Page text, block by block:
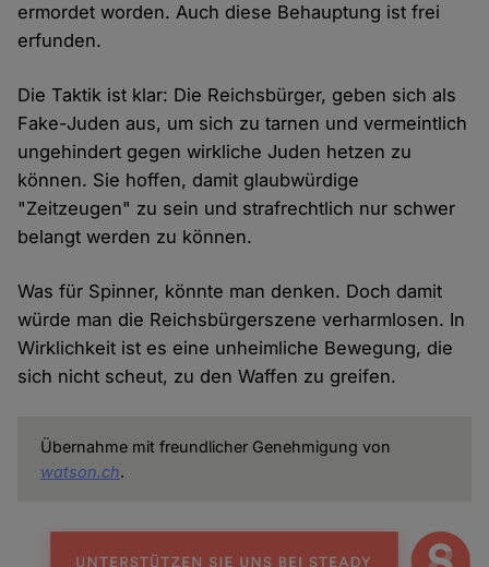
ermordet worden. Auch diese Behauptung ist frei
erfunden.
Die Taktik ist klar: Die Reichsbürger, geben sich als
Fake-Juden aus, um sich zu tarnen und vermeintlich
ungehindert gegen wirkliche Juden hetzen zu
können. Sie hoffen, damit glaubwürdige
"Zeitzeugen" zu sein und strafrechtlich nur schwer
belangt werden zu können.
Was für Spinner, könnte man denken. Doch damit
würde man die Reichsbürgerszene verharmlosen. In
Wirklichkeit ist es eine unheimliche Bewegung, die
sich nicht scheut, zu den Waffen zu greifen.
Übernahme mit freundlicher Genehmigung von
watson.ch.